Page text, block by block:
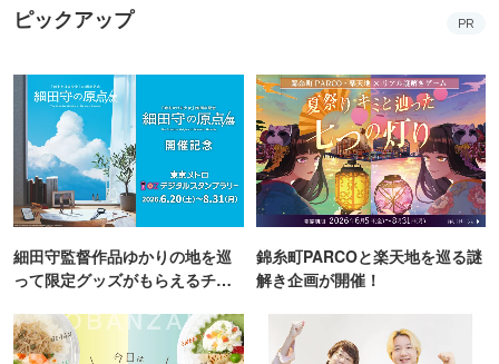
ピックアップ PR
細田守監督作品ゆかりの地を巡
って限定グッズがもらえるチャ
錦糸町PARCOと楽天地を巡る謎
解き企画が開催！